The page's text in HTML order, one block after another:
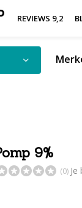
REVIEWS 9,2
9%
(0)